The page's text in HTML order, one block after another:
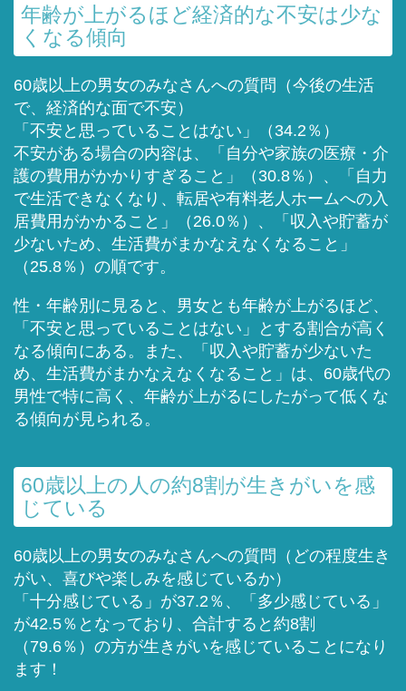
年齢が上がるほど経済的な不安は少な
くなる傾向
60歳以上の男女のみなさんへの質問（今後の生活
で、経済的な面で不安）
「不安と思っていることはない」（34.2％）
不安がある場合の内容は、「自分や家族の医療・介
護の費用がかかりすぎること」（30.8％）、「自力
で生活できなくなり、転居や有料老人ホームへの入
居費用がかかること」（26.0％）、「収入や貯蓄が
少ないため、生活費がまかなえなくなること」
（25.8％）の順です。
性・年齢別に見ると、男女とも年齢が上がるほど、
「不安と思っていることはない」とする割合が高く
なる傾向にある。また、「収入や貯蓄が少ないた
め、生活費がまかなえなくなること」は、60歳代の
男性で特に高く、年齢が上がるにしたがって低くな
る傾向が見られる。
60歳以上の人の約8割が生きがいを感
じている
60歳以上の男女のみなさんへの質問（どの程度生き
がい、喜びや楽しみを感じているか）
「十分感じている」が37.2％、「多少感じている」
が42.5％となっており、合計すると約8割
（79.6％）の方が生きがいを感じていることになり
ます！